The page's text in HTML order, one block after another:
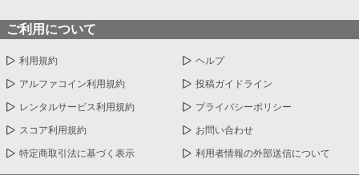
ご利用について
利用規約 ヘルプ
アルファコイン利用規約 投稿ガイドライン
レンタルサービス利用規約 プライバシーポリシー
スコア利用規約 お問い合わせ
特定商取引法に基づく表示 利用者情報の外部送信について